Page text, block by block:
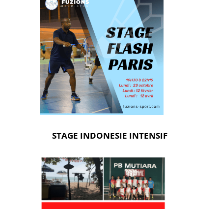
STAGE INDONESIE INTENSIF